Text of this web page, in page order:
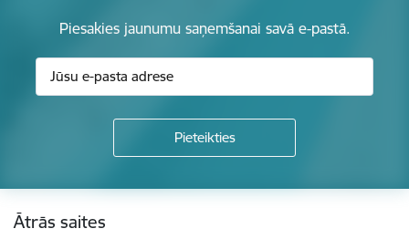
Piesakies jaunumu saņemšanai savā e-pastā.
Kājene
Ātrās saites